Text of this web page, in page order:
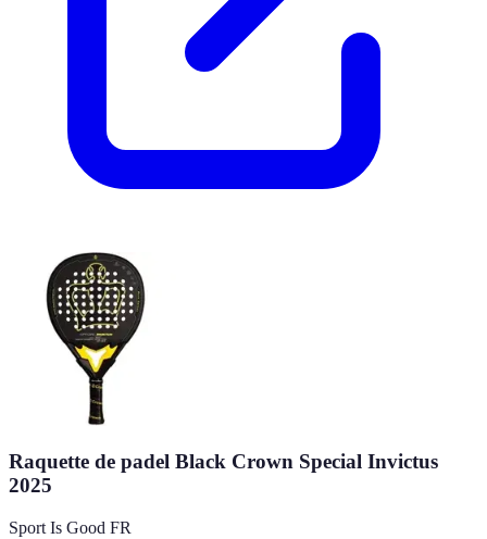
Raquette de padel Black Crown Special Invictus
2025
Sport Is Good FR